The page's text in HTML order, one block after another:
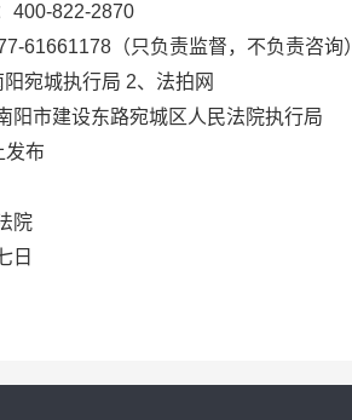
400-822-2870
61661178（只负责监督，不负责咨询
阳宛城执行局 2、法拍网
阳市建设东路宛城区人民法院执行局
发布
院
日